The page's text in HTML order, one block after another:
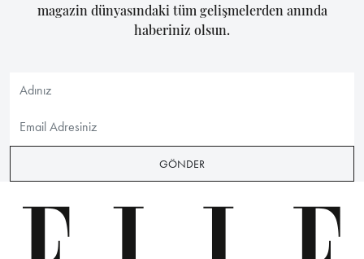
magazin dünyasındaki tüm gelişmelerden anında
haberiniz olsun.
GÖNDER